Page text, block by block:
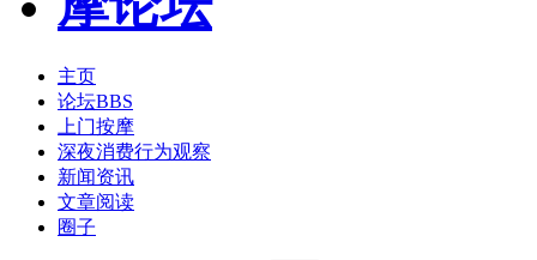
主页
论坛BBS
上门按摩
深夜消费行为观察
新闻资讯
文章阅读
圈子